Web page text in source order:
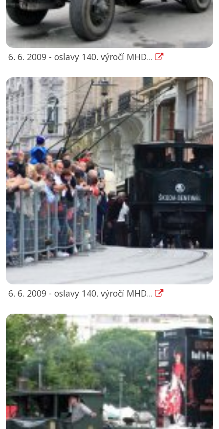
6. 6. 2009 - oslavy 140. výročí MHD...
6. 6. 2009 - oslavy 140. výročí MHD...